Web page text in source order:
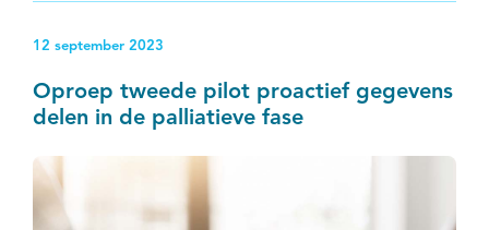
IKNL is als procesbegeleider betrokken bij de
richtlijnen palliatieve zorg, zo ook bij deze richtlijn.
12 september 2023
Oproep tweede pilot proactief gegevens
delen in de palliatieve fase